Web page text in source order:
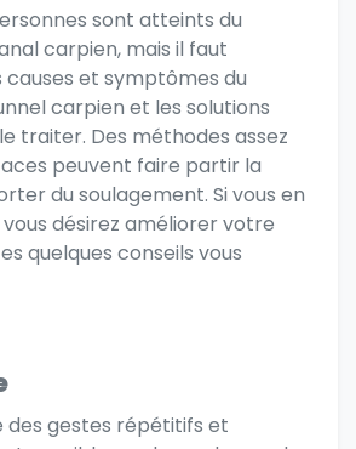
sont atteints du
carpien, mais il faut
et symptômes du
carpien et les solutions
traiter. Des méthodes assez
peuvent faire partir la
du soulagement. Si vous en
désirez améliorer votre
quelques conseils vous
des gestes répétitifs et